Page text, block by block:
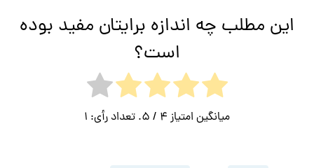
این مطلب چه اندازه برایتان مفید بوده
است؟
میانگین امتیاز 4 / 5. تعداد رأی: 1